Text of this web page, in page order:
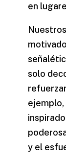
en
Nuestros
solo
ejemplo,
y el